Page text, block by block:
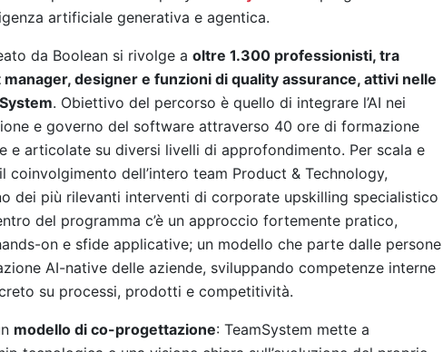
artificiale generativa e agentica.
da Boolean si rivolge a oltre 1.300 professionisti, tra
designer e funzioni di quality assurance, attivi nelle
. Obiettivo del percorso è quello di integrare l’AI nei
e governo del software attraverso 40 ore di formazione
e articolate su diversi livelli di approfondimento. Per scala e
dell’intero team Product & Technology,
dei più rilevanti interventi di corporate upskilling specialistico
del programma c’è un approccio fortemente pratico,
on e sfide applicative; un modello che parte dalle persone
AI-native delle aziende, sviluppando competenze interne
su processi, prodotti e competitività.
modello di co-progettazione: TeamSystem mette a